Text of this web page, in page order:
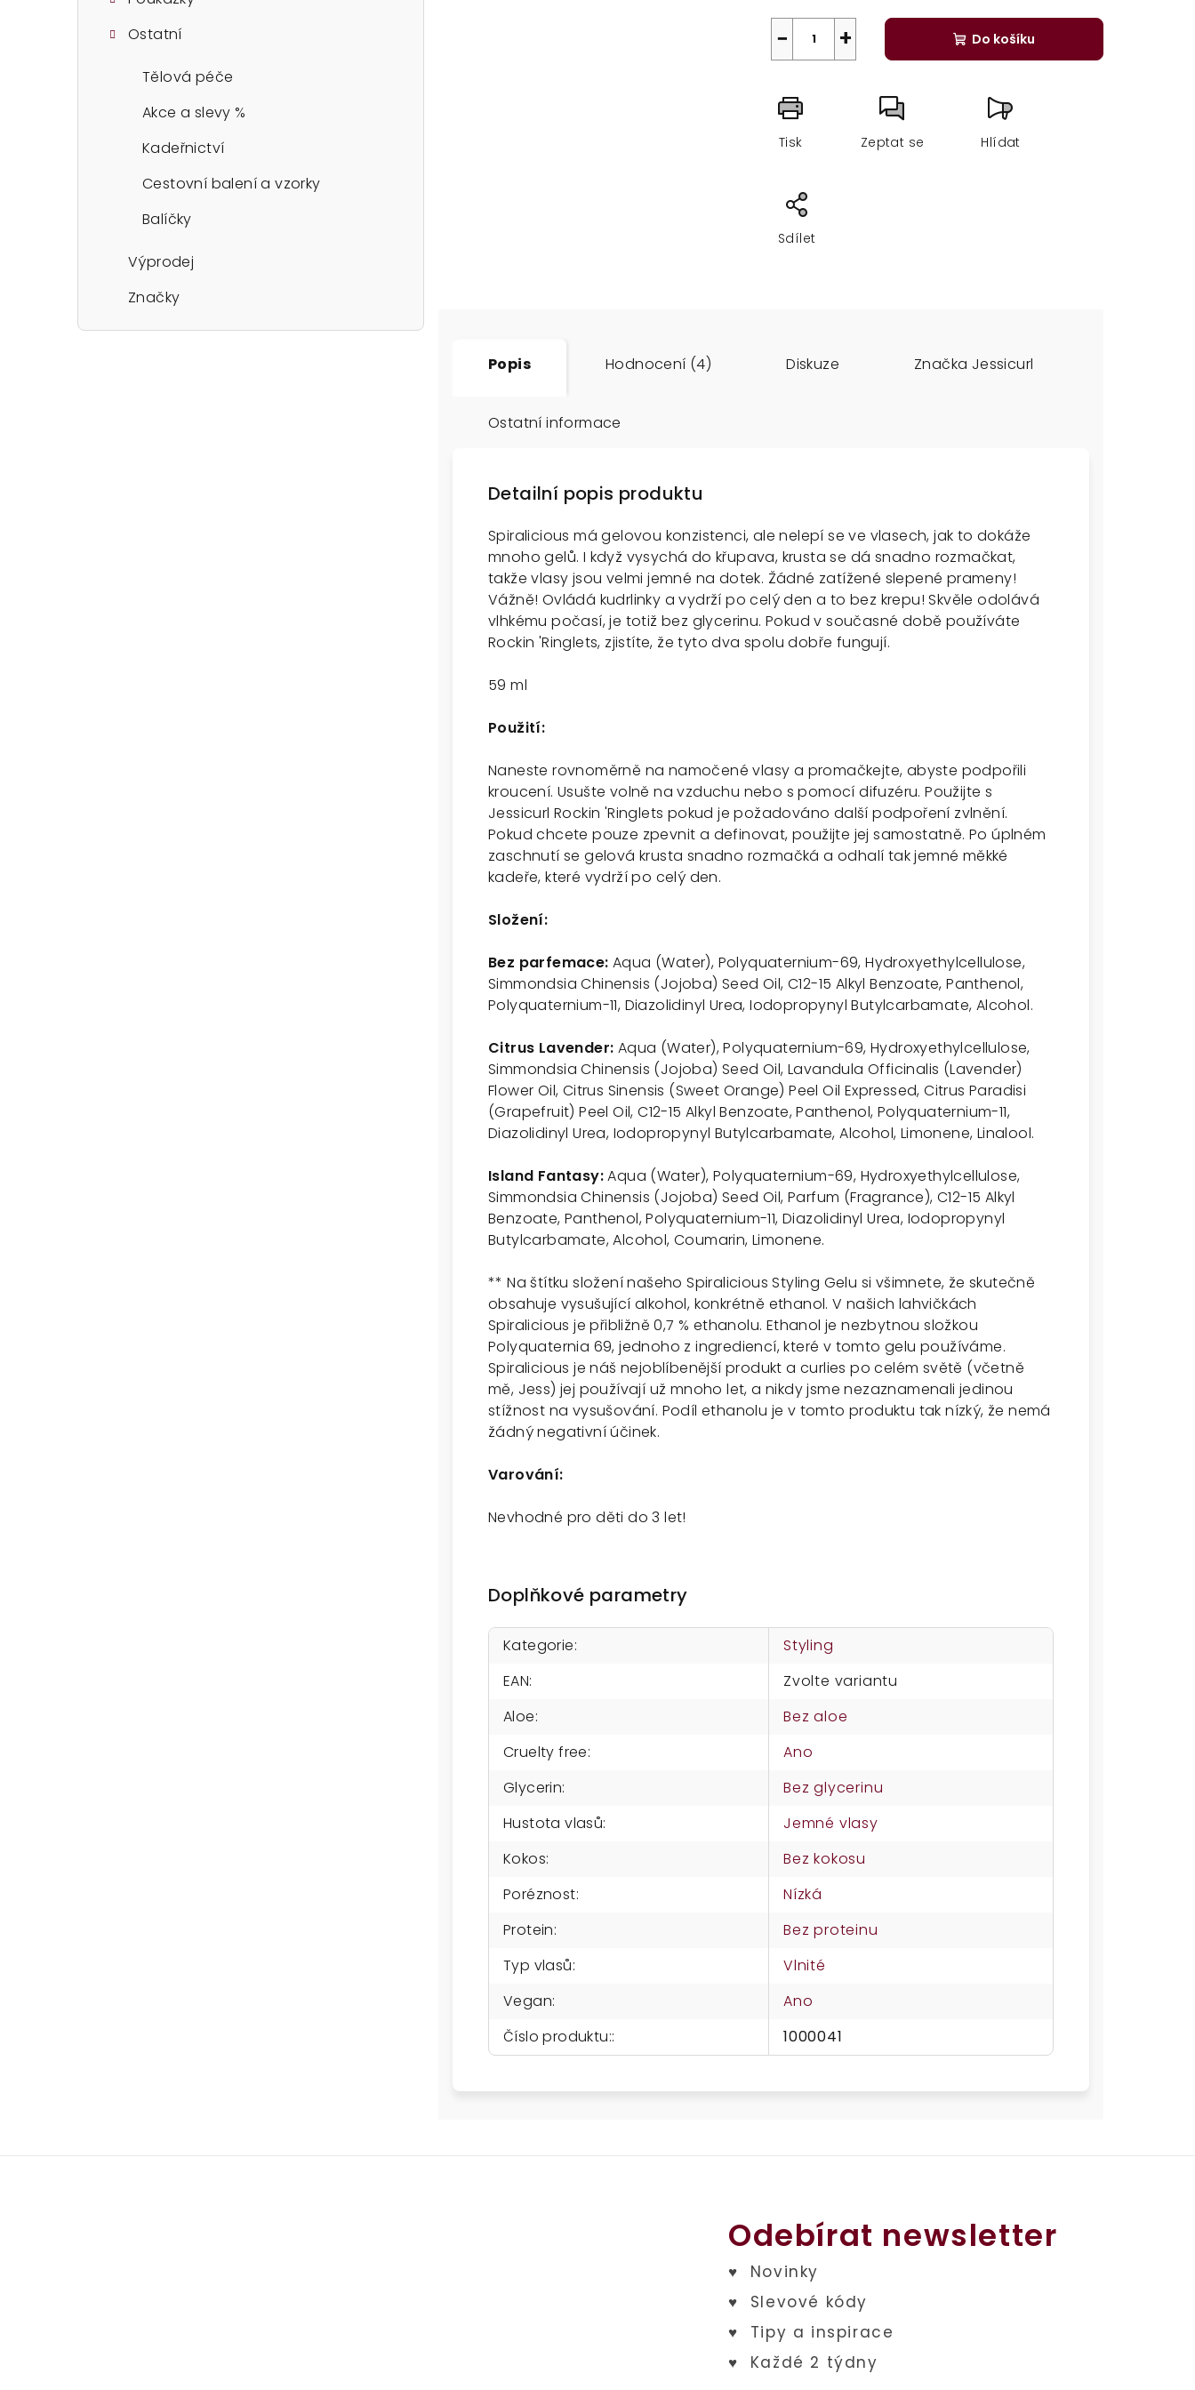
Ostatní
Tělová péče
Akce a slevy %
Kadeřnictví
Cestovní balení a vzorky
Balíčky
Výprodej
Značky
+
− Do košíku
Tisk Zeptat se Hlídat
Sdílet
Popis Hodnocení (4) Diskuze Značka Jessicurl
Ostatní informace
Detailní popis produktu
Spiralicious má gelovou konzistenci, ale nelepí se ve vlasech, jak to dokáže
mnoho gelů. I když vysychá do křupava, krusta se dá snadno rozmačkat,
takže vlasy jsou velmi jemné na dotek. Žádné zatížené slepené prameny!
Vážně! Ovládá kudrlinky a vydrží po celý den a to bez krepu! Skvěle odolává
vlhkému počasí, je totiž bez glycerinu. Pokud v současné době používáte
Rockin 'Ringlets, zjistíte, že tyto dva spolu dobře fungují.
59 ml
Použití:
Naneste rovnoměrně na namočené vlasy a promačkejte, abyste podpořili
kroucení. Usušte volně na vzduchu nebo s pomocí difuzéru. Použijte s
Jessicurl Rockin 'Ringlets pokud je požadováno další podpoření zvlnění.
Pokud chcete pouze zpevnit a definovat, použijte jej samostatně. Po úplném
zaschnutí se gelová krusta snadno rozmačká a odhalí tak jemné měkké
kadeře, které vydrží po celý den.
Složení:
Bez parfemace: Aqua (Water), Polyquaternium-69, Hydroxyethylcellulose,
Simmondsia Chinensis (Jojoba) Seed Oil, C12-15 Alkyl Benzoate, Panthenol,
Polyquaternium-11, Diazolidinyl Urea, Iodopropynyl Butylcarbamate, Alcohol.
Citrus Lavender: Aqua (Water), Polyquaternium-69, Hydroxyethylcellulose,
Simmondsia Chinensis (Jojoba) Seed Oil, Lavandula Officinalis (Lavender)
Flower Oil, Citrus Sinensis (Sweet Orange) Peel Oil Expressed, Citrus Paradisi
(Grapefruit) Peel Oil, C12-15 Alkyl Benzoate, Panthenol, Polyquaternium-11,
Diazolidinyl Urea, Iodopropynyl Butylcarbamate, Alcohol, Limonene, Linalool.
Island Fantasy:Aqua (Water), Polyquaternium-69, Hydroxyethylcellulose,
Simmondsia Chinensis (Jojoba) Seed Oil, Parfum (Fragrance), C12-15 Alkyl
Benzoate, Panthenol, Polyquaternium-11, Diazolidinyl Urea, Iodopropynyl
Butylcarbamate, Alcohol, Coumarin, Limonene.
**Na štítku složení našeho Spiralicious Styling Gelu si všimnete, že skutečně
obsahuje vysušující alkohol, konkrétně ethanol. V našich lahvičkách
Spiralicious je přibližně 0,7 % ethanolu. Ethanol je nezbytnou složkou
Polyquaternia 69, jednoho z ingrediencí, které v tomto gelu používáme.
Spiralicious je náš nejoblíbenější produkt a curlies po celém světě (včetně
mě, Jess) jej používají už mnoho let, a nikdy jsme nezaznamenali jedinou
stížnost na vysušování. Podíl ethanolu je v tomto produktu tak nízký, že nemá
žádný negativní účinek.
Varování:
Nevhodné pro děti do 3 let!
Doplňkové parametry
Kategorie:
Styling
EAN:
Zvolte variantu
Aloe:
Bez aloe
Cruelty free:
Ano
Glycerin:
Bez glycerinu
Hustota vlasů:
Jemné vlasy
Kokos:
Bez kokosu
Poréznost:
Nízká
Protein:
Bez proteinu
Typ vlasů:
Vlnité
Vegan:
Ano
Číslo produktu:: 1000041
Odebírat newsletter